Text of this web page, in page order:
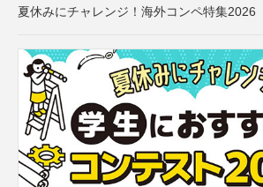
夏休みにチャレンジ！海外コンペ特集2026